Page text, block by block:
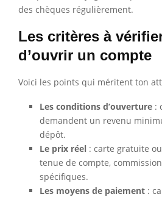
des chèques régulièrement.
Les critères à
d’ouvrir un compte
Voici les points qui méritent ton
Les conditions d’ouverture :
demandent un revenu
dépôt.
Le prix réel : carte gratuite
tenue de compte,
spécifiques.
Les moyens de paiement :